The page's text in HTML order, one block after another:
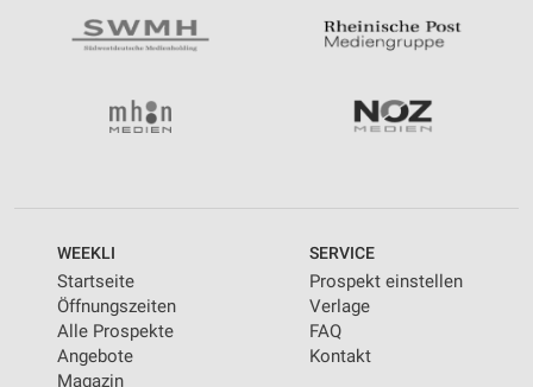
WEEKLI
Startseite
Öffnungszeiten
Alle Prospekte
Angebote
Magazin
SERVICE
Prospekt einstellen
Verlage
FAQ
Kontakt